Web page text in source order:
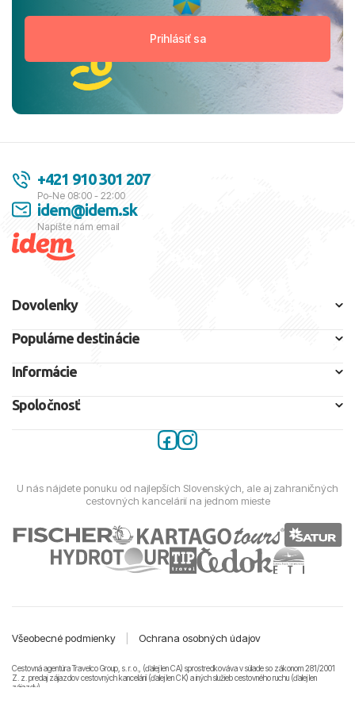
+421 910 301 207
Po-Ne 08:00 - 22:00
idem@idem.sk
Napíšte nám email
Dovolenky
Populárne destinácie
Informácie
Spoločnosť
U nás nájdete ponuku od najlepších Slovenských, ale aj zahraničných
cestovných kancelárií na jednom mieste
Všeobecné podmienky Ochrana osobných údajov
Cestovná agentúra Travelco Group, s. r. o., (ďalej len CA) sprostredkováva v súlade so zákonom 281/2001
Z. z. predaj zájazdov cestovných kancelárii (ďalej len CK) a iných služieb cestovného ruchu (ďalej len
zájazdy).